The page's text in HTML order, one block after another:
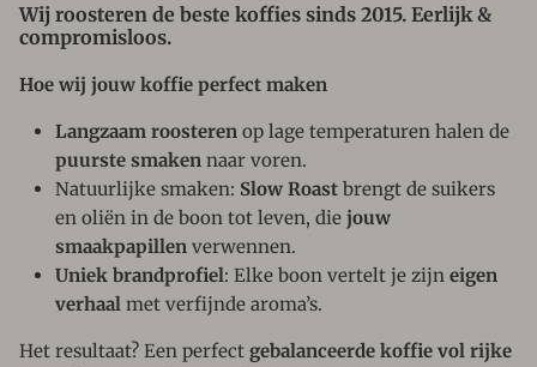
Wij roosteren de beste koffies sinds 2015. Eerlijk &
compromisloos.
Hoe wij jouw koffie perfect maken
Langzaam roosteren op lage temperaturen halen de
puurste smaken naar voren.
Natuurlijke smaken: Slow Roast brengt de suikers
en oliën in de boon tot leven, die jouw
smaakpapillen verwennen.
Uniek brandprofiel: Elke boon vertelt je zijn eigen
verhaal met verfijnde aroma’s.
Het resultaat? Een perfect gebalanceerde koffie vol rijke